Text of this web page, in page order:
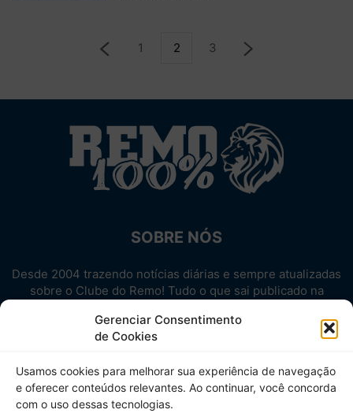
Gerenciar Consentimento
de Cookies
Usamos cookies para melhorar sua experiência de navegação
e oferecer conteúdos relevantes. Ao continuar, você concorda
com o uso dessas tecnologias.
1 2 3
SOBRE NÓS
Desde 2004 trazendo notícias diárias e sempre atualizadas
sobre o Clube do Remo! Tudo o que sai publicado na
Aproveite! Site não-oficial.
SIGA-NOS